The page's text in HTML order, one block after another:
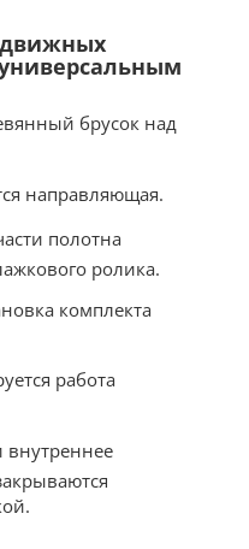
брусок над
направляющая.
полотна
ролика.
комплекта
работа